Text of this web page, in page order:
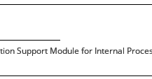
Support Module for Internal